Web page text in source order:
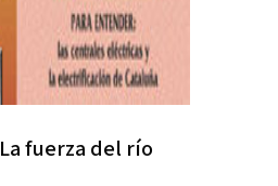
La fuerza del río